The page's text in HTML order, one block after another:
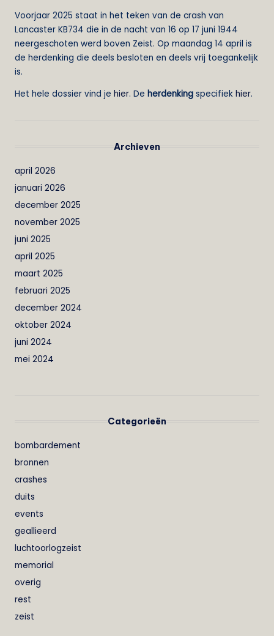
Voorjaar 2025 staat in het teken van de crash van
Lancaster KB734 die in de nacht van 16 op 17 juni 1944
neergeschoten werd boven Zeist. Op maandag 14 april is
de herdenking die deels besloten en deels vrij toegankelijk
is.
Het hele dossier vind je hier. De herdenking specifiek hier.
Archieven
april 2026
januari 2026
december 2025
november 2025
juni 2025
april 2025
maart 2025
februari 2025
december 2024
oktober 2024
juni 2024
mei 2024
Categorieën
bombardement
bronnen
crashes
duits
events
geallieerd
luchtoorlogzeist
memorial
overig
rest
zeist